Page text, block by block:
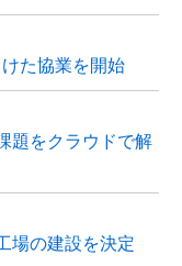
た協業を開始
題をクラウドで解
場の建設を決定